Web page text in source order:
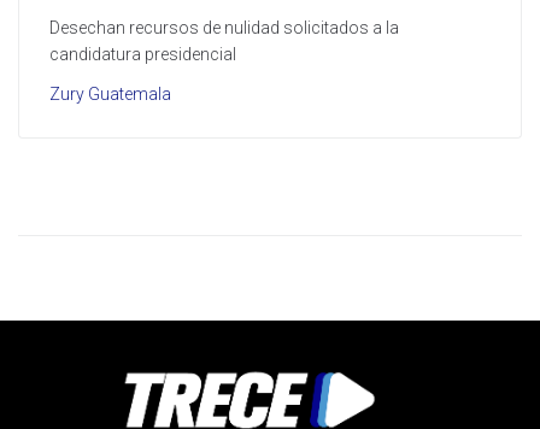
Desechan recursos de nulidad solicitados a la
candidatura presidencial
Zury Guatemala